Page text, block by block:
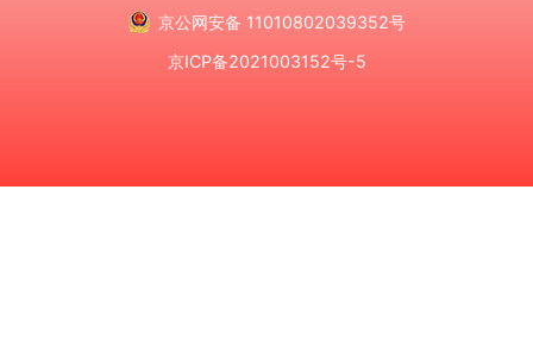
京公网安备 11010802039352号
京ICP备2021003152号-5